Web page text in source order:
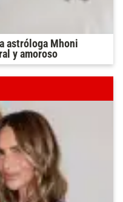
astróloga Mhoni
y amoroso